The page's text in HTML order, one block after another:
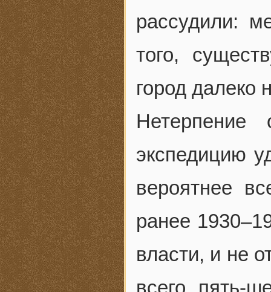
рассудили:
того,
город далеко
Нетерпение
экспедицию
вероятнее
ранее
власти, и не
всего пять-